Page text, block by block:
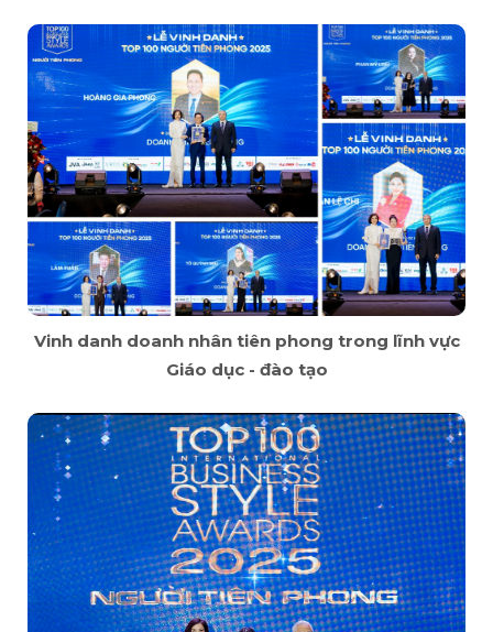
Vinh danh doanh nhân tiên phong trong lĩnh vực
Giáo dục - đào tạo